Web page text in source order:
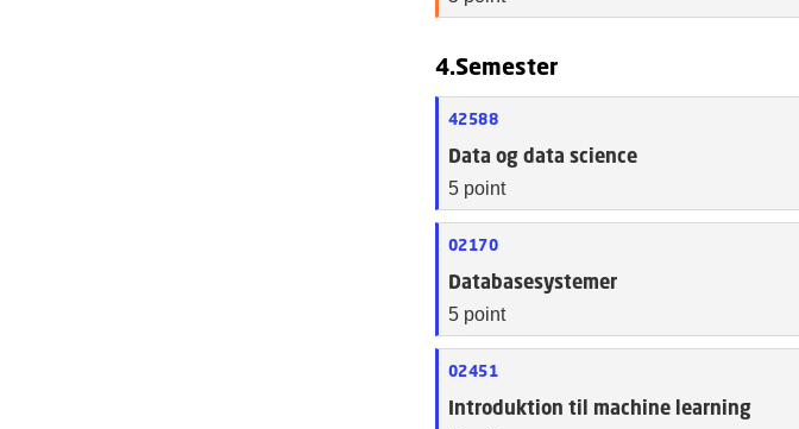
4.Semester
42588
Data og data science
5 point
02170
Databasesystemer
5 point
02451
Introduktion til machine learning